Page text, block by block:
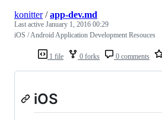
1 file 0 forks 0 comments
konitter/app-dev.md
Last active January 1, 2016 00:29
iOS / Android Application Development Resouces
iOS